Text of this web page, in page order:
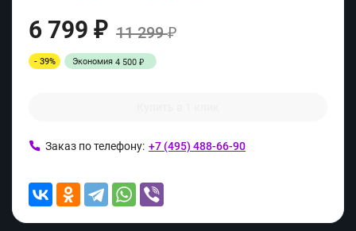
6 799 ₽ 11 299₽
- 39% Экономия 4 500 ₽
Заказ по телефону: +7 (495) 488-66-90